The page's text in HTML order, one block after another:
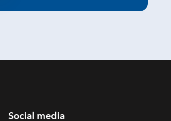
Social media